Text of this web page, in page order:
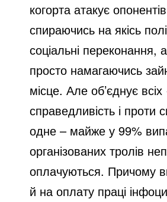
когорта атакує
спираючись на якісь
соціальні переконання,
просто намагаючись
місце. Але об’єднує
справедливість і проти
одне – майже у 99%
організованих тролів
оплачуються. Причому
й на оплату праці